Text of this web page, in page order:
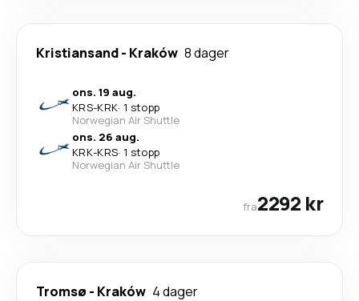
Kristiansand- Kraków 8 dager
ons. 19 aug.
KRS-KRK· 1 stopp
Norwegian Air Shuttle
ons. 26 aug.
KRK-KRS· 1 stopp
Norwegian Air Shuttle
fra2292 kr
Tromsø - Kraków 4 dager